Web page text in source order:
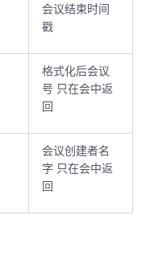
会议结束时间
戳
格式化后会议
号 只在会中返
回
会议创建者名
字 只在会中返
回